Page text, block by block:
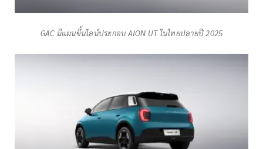
GAC มีแผนขึ้นไลน์ประกอบ AION UT ในไทยปลายปี 2025